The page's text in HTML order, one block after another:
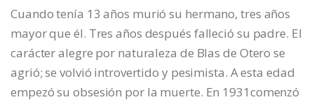
Cuando tenía 13 años murió su hermano, tres años
mayor que él. Tres años después falleció su padre. El
carácter alegre por naturaleza de Blas de Otero se
agrió; se volvió introvertido y pesimista. A esta edad
empezó su obsesión por la muerte. En 1931comenzó